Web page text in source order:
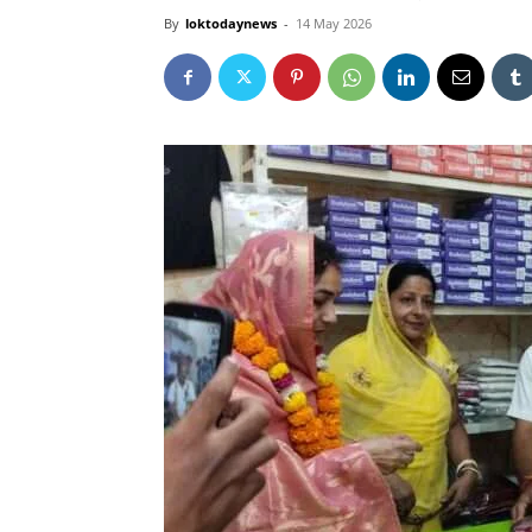
By loktodaynews - 14 May 2026